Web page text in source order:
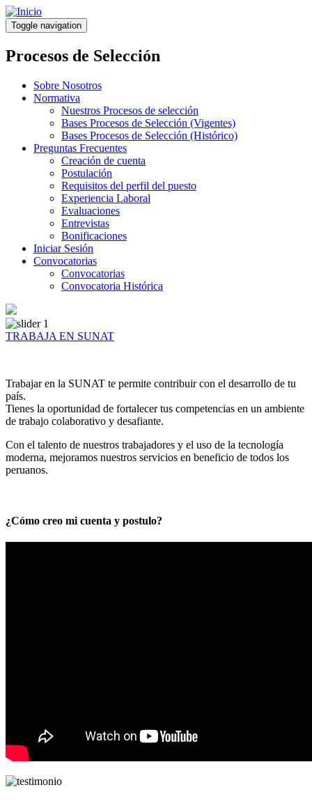
Pasar
al
contenido
principal
Toggle navigation
Procesos de Selección
Sobre Nosotros
Normativa
Nuestros Procesos de selección
Bases Procesos de Selección (Vigentes)
Bases Procesos de Selección (Histórico)
Preguntas Frecuentes
Creación de cuenta
Postulación
Requisitos del perfil del puesto
Experiencia Laboral
Evaluaciones
Entrevistas
Bonificaciones
Iniciar Sesión
Convocatorias
Convocatorias
Convocatoria Histórica
TRABAJA EN SUNAT
Trabajar en la SUNAT te permite contribuir con el desarrollo de tu
país.
Tienes la oportunidad de fortalecer tus competencias en un ambiente
de trabajo colaborativo y desafiante.
Con el talento de nuestros trabajadores y el uso de la tecnología
moderna, mejoramos nuestros servicios en beneficio de todos los
peruanos.
¿Cómo creo mi cuenta y postulo?